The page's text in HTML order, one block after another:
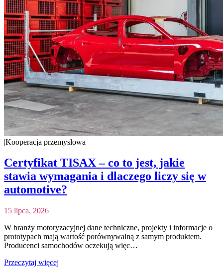
|Kooperacja przemysłowa
Certyfikat TISAX – co to jest, jakie
stawia wymagania i dlaczego liczy się w
automotive?
15 lipca, 2026
W branży motoryzacyjnej dane techniczne, projekty i informacje o
prototypach mają wartość porównywalną z samym produktem.
Producenci samochodów oczekują więc…
Przeczytaj więcej